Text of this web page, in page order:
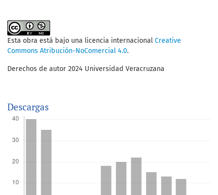
Esta obra está bajo una licencia internacional Creative
Commons Atribución-NoComercial 4.0.
Derechos de autor 2024 Universidad Veracruzana
Descargas